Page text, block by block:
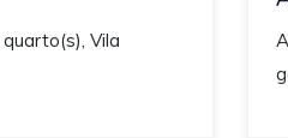
Vila